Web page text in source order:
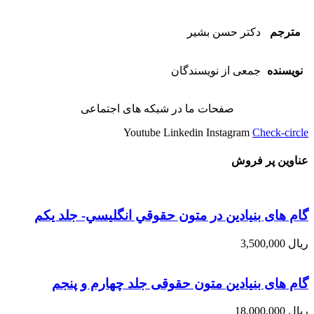
مترجم دكتر حسن بشير
نویسنده جمعی از نويسندگان
صفحات ما در شبکه های اجتماعی
Youtube Linkedin Instagram Check-circle
عناوین پر فروش
گام های بنیادین در متون حقوقي انگليسي- جلد يكم
ریال
گام های بنیادین متون حقوقی جلد چهارم و پنجم
ریال